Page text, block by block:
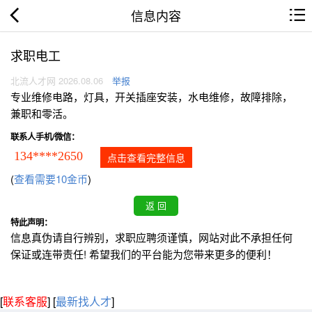
信息内容
求职电工
北流人才网 2026.08.06 举报
专业维修电路，灯具，开关插座安装，水电维修，故障排除，
兼职和零活。
联系人手机/微信：
134****2650 点击查看完整信息
(查看需要10金币)
特此声明：
信息真伪请自行辨别，求职应聘须谨慎，网站对此不承担任何
保证或连带责任! 希望我们的平台能为您带来更多的便利！
[联系客服] [最新找人才]